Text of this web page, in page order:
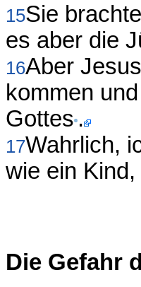
15Sie
es aber die
16Aber
kommen
Gottes .
17Wahrlich,
wie ein
Die Gefahr